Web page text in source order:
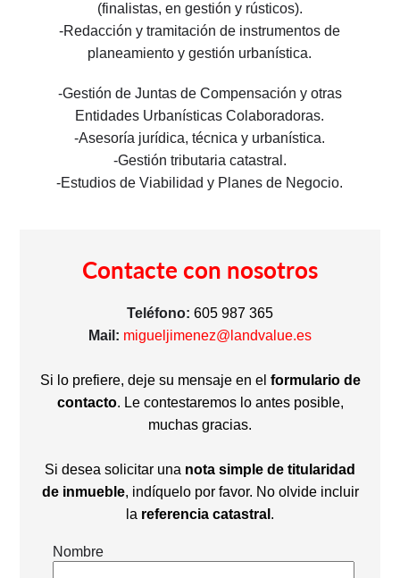
(finalistas, en gestión y rústicos).
-Redacción y tramitación de instrumentos de
planeamiento y gestión urbanística.
-Gestión de Juntas de Compensación y otras
Entidades Urbanísticas Colaboradoras.
-Asesoría jurídica, técnica y urbanística.
-Gestión tributaria catastral.
-Estudios de Viabilidad y Planes de Negocio.
Contacte con nosotros
Teléfono: 605 987 365
Mail: migueljimenez@landvalue.es
Si lo prefiere, deje su mensaje en el formulario de
contacto. Le contestaremos lo antes posible,
muchas gracias.
Si desea solicitar una nota simple de titularidad
de inmueble, indíquelo por favor. No olvide incluir
la referencia catastral .
Nombre